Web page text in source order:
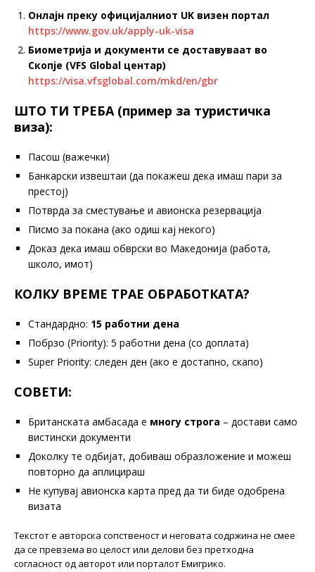
Онлајн преку официјалниот UK визен портал
https://www.gov.uk/apply-uk-visa
Биометрија и документи се доставуваат во
Скопје (VFS Global центар)
https://visa.vfsglobal.com/mkd/en/gbr
ШТО ТИ ТРЕБА (пример за туристичка
виза):
Пасош (важечки)
Банкарски извештаи (да покажеш дека имаш пари за
престој)
Потврда за сместување и авионска резервација
Писмо за покана (ако одиш кај некого)
Доказ дека имаш обврски во Македонија (работа,
школо, имот)
КОЛКУ ВРЕМЕ ТРАЕ ОБРАБОТКАТА?
Стандардно: 15 работни дена
Побрзо (Priority): 5 работни дена (со доплата)
Super Priority: следен ден (ако е достапно, скапо)
СОВЕТИ:
Британската амбасада е многу строга – достави само
вистински документи
Доколку те одбијат, добиваш образложение и можеш
повторно да аплицираш
Не купувај авионска карта пред да ти биде одобрена
визата
Текстот е авторска сопственост и неговата содржина не смее
да се превзема во целост или делови без претходна
согласност од авторот или порталот Емигрико.